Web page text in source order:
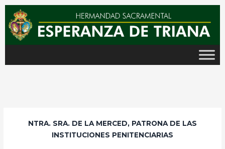
contenido
NTRA. SRA. DE LA MERCED, PATRONA DE LAS
INSTITUCIONES PENITENCIARIAS